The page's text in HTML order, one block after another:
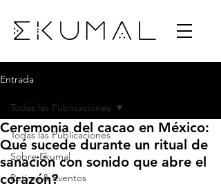
Entrada
Todas las Publicaciones
Sobre Ekumal
Retiros & Eventos
Todas las Publicaciones
Ceremonia del cacao en México:
Qué sucede durante un ritual de
sanación con sonido que abre el
corazón?